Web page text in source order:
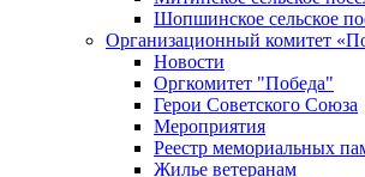
Шопшинское сельское
Организационный комитет
Новости
Оргкомитет "Победа"
Герои Советского Союза
Мероприятия
Реестр мемориальных
Жилье ветеранам